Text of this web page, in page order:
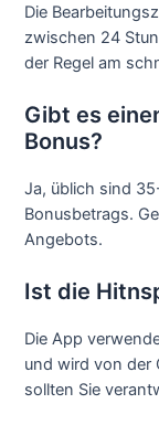
Die
zwischen 24
der Regel am
Gibt es
Bonus?
Ja, üblich sind
Bonusbetrags.
Angebots.
Ist die
Die App
und wird von der
sollten Sie